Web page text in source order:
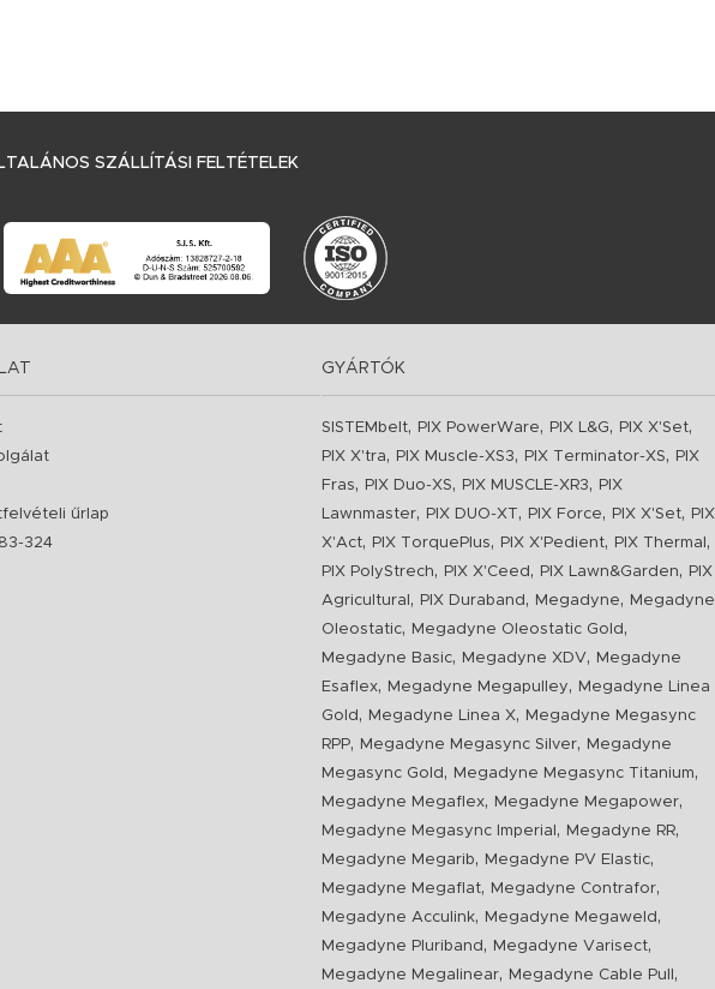
SZÁLLÍTÁSI FELTÉTELEK
űrlap
324
GYÁRTÓK
SISTEMbelt, PIX PowerWare, PIX L&G, PIX X'Set,
PIX X'tra, PIX Muscle-XS3, PIX Terminator-XS,
PIX
Fras, PIX Duo-XS, PIX MUSCLE-XR3,
PIX
Lawnmaster, PIX DUO-XT, PIX Force, PIX X'Set,
PIX
X'Act, PIX TorquePlus, PIX X'Pedient, PIX Thermal ,
PIX PolyStrech, PIX X'Ceed , PIX Lawn&Garden,
PIX
Agricultural , PIX Duraband , Megadyne,
Megadyne
Oleostatic, Megadyne Oleostatic Gold ,
Megadyne Basic, Megadyne XDV,
Megadyne
Esaflex, Megadyne Megapulley,
Megadyne Linea
Gold , Megadyne Linea X,
Megadyne Megasync
RPP, Megadyne Megasync Silver,
Megadyne
Megasync Gold , Megadyne Megasync Titanium,
Megadyne Megaflex, Megadyne Megapower,
Megadyne Megasync Imperial , Megadyne RR,
Megadyne Megarib, Megadyne PV Elastic,
Megadyne Megaflat, Megadyne Contrafor,
Megadyne Acculink, Megadyne Megaweld ,
Megadyne Pluriband , Megadyne Varisect,
Megadyne Megalinear, Megadyne Cable Pull ,